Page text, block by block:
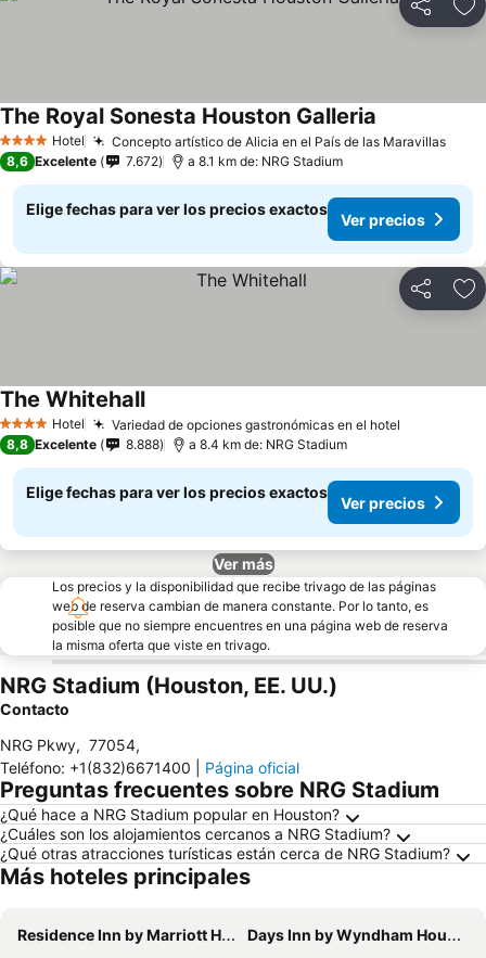
Compartir
4 EstrellasHotel Concepto artístico de Alicia en el País de las MaravillasVer
The Royal Sonesta Houston Galleria
8,6 Excelente 7.672 a 8.1 km de: NRG Stadium
Elige fechas para ver los precios exactos
Ver precios
Compartir
4 EstrellasHotel Variedad de opciones gastronómicas en el hotel
The WhitehallVer precios
8,8 Excelente 8.888 a 8.4 km de: NRG Stadium
Elige fechas para ver los precios exactos
Ver precios
Ver más
Los precios y la disponibilidad que recibe trivago de las páginas
web de reserva cambian de manera constante. Por lo tanto, es
posible que no siempre encuentres en una página web de reserva
la misma oferta que viste en trivago.
NRG Stadium (Houston, EE. UU.)
Contacto
NRG Pkwy, 77054,
Teléfono: +1(832)6671400 Página oficial
Preguntas frecuentes sobre NRG Stadium
¿Qué hace a NRG Stadium popular en Houston?
¿Cuáles son los alojamientos cercanos a NRG Stadium?
¿Qué otras atracciones turísticas están cerca de NRG Stadium?
Más hoteles principales
Residence Inn by Marriott Houston Downtown/Convention Center
Days Inn by Wyndham Houston